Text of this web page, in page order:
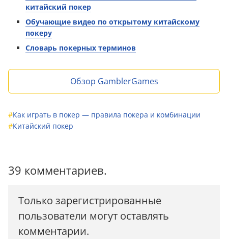
китайский покер
Обучающие видео по открытому китайскому
покеру
Словарь покерных терминов
Обзор GamblerGames
#Как играть в покер — правила покера и комбинации
#Китайский покер
39 комментариев.
Только зарегистрированные
пользователи могут оставлять
комментарии.